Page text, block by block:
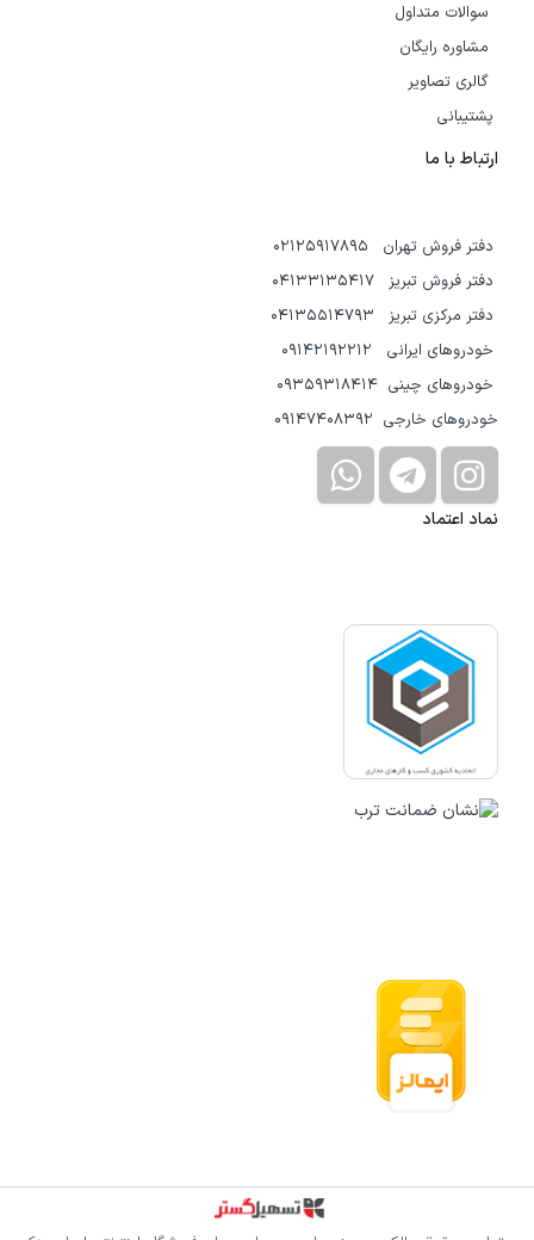
سوالات متداول
مشاوره رایگان
گالری تصاویر
پشتیبانی
ارتباط با ما
دفتر فروش تهران 02125917895
دفتر فروش تبریز 04133135417
دفتر مرکزی تبریز 04135514793
خودروهای ایرانی 09142192212
خودروهای چینی 09359318414
خودروهای خارجی 09147408392
نماد اعتماد